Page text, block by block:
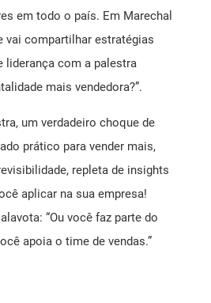
em todo o país. Em Marechal
vai compartilhar estratégias
liderança com a palestra
mais vendedora?”.
um verdadeiro choque de
prático para vender mais,
repleta de insights
aplicar na sua empresa!
“Ou você faz parte do
apoia o time de vendas.”